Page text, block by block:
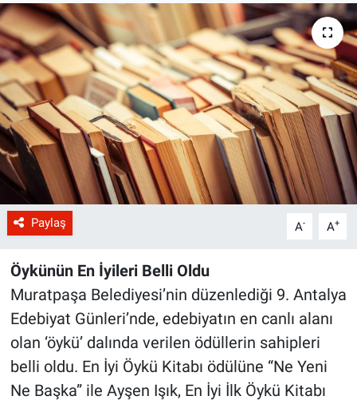
Paylaş A- A+
Öykünün En İyileri Belli Oldu
Muratpaşa Belediyesi’nin düzenlediği 9. Antalya
Edebiyat Günleri’nde, edebiyatın en canlı alanı
olan ‘öykü’ dalında verilen ödüllerin sahipleri
belli oldu. En İyi Öykü Kitabı ödülüne “Ne Yeni
Ne Başka” ile Ayşen Işık, En İyi İlk Öykü Kitabı